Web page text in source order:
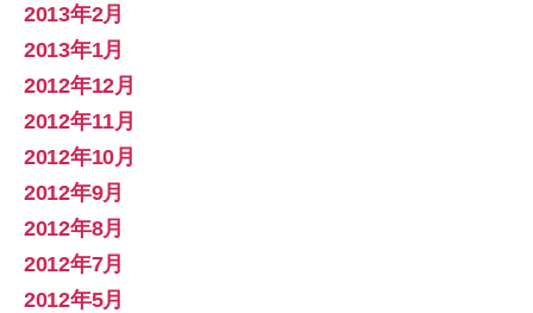
2013年2月
2013年1月
2012年12月
2012年11月
2012年10月
2012年9月
2012年8月
2012年7月
2012年5月